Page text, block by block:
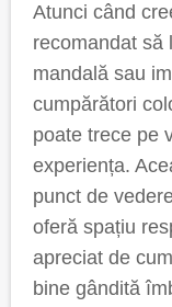
Atunci când
recomandat să
mandală sau
cumpărători
poate trece pe
experiența.
punct de
oferă spațiu
apreciat de
bine gândită